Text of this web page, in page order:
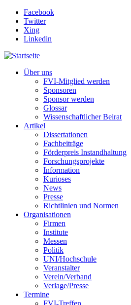
Direkt zum Inhalt
Facebook
Twitter
Xing
Linkedin
Über uns
FVI-Mitglied werden
Sponsoren
Sponsor werden
Glossar
Wissenschaftlicher Beirat
Artikel
Dissertationen
Fachbeiträge
Förderpreis Instandhaltung
Forschungsprojekte
Information
Kurioses
News
Presse
Richtlinien und Normen
Organisationen
Firmen
Institute
Messen
Politik
UNI/Hochschule
Veranstalter
Verein/Verband
Verlage/Presse
Termine
FVI-Treffen